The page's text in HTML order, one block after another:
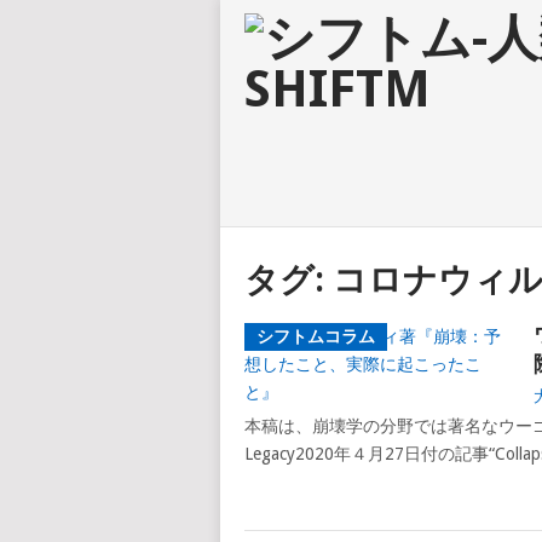
タグ: コロナウィ
シフトムコラム
本稿は、崩壊学の分野では著名なウー
Legacy2020年４月27日付の記事